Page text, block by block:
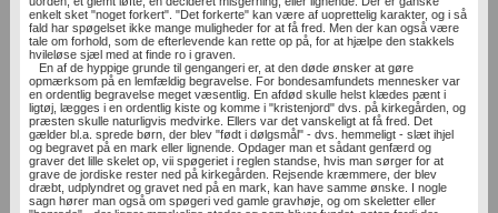
enkelt sket "noget forkert". "Det forkerte" kan være af uoprettelig karakter, og i så
fald har spøgelset ikke mange muligheder for at få fred. Men der kan også være
tale om forhold, som de efterlevende kan rette op på, for at hjælpe den stakkels
hvileløse sjæl med at finde ro i graven.
En af de hyppige grunde til gengangeri er, at den døde ønsker at gøre
opmærksom på en lemfældig begravelse. For bondesamfundets mennesker var
en ordentlig begravelse meget væsentlig. En afdød skulle helst klædes pænt i
ligtøj, lægges i en ordentlig kiste og komme i "kristenjord" dvs. på kirkegården, og
præsten skulle naturligvis medvirke. Ellers var det vanskeligt at få fred. Det
gælder bl.a. sprede børn, der blev "født i dølgsmål" - dvs. hemmeligt - slæt ihjel
og begravet på en mark eller lignende. Opdager man et sådant genfærd og
graver det lille skelet op, vii spøgeriet i reglen standse, hvis man sørger for at
grave de jordiske rester ned på kirkegården. Rejsende kræmmere, der blev
dræbt, udplyndret og gravet ned på en mark, kan have samme ønske. I nogle
sagn hører man også om spøgeri ved gamle gravhøje, og om skeletter eller